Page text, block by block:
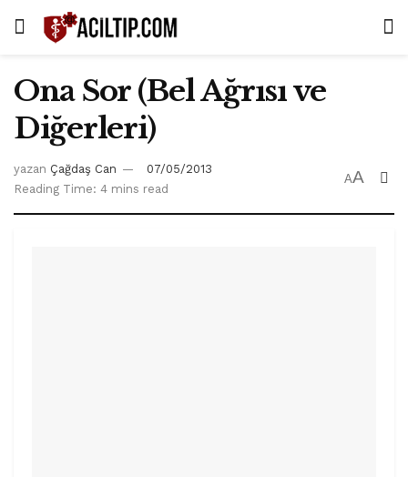
Ona Sor (Bel Ağrısı ve
Diğerleri)
yazan Çağdaş Can
07/05/2013
Reading Time: 4 mins read
AA